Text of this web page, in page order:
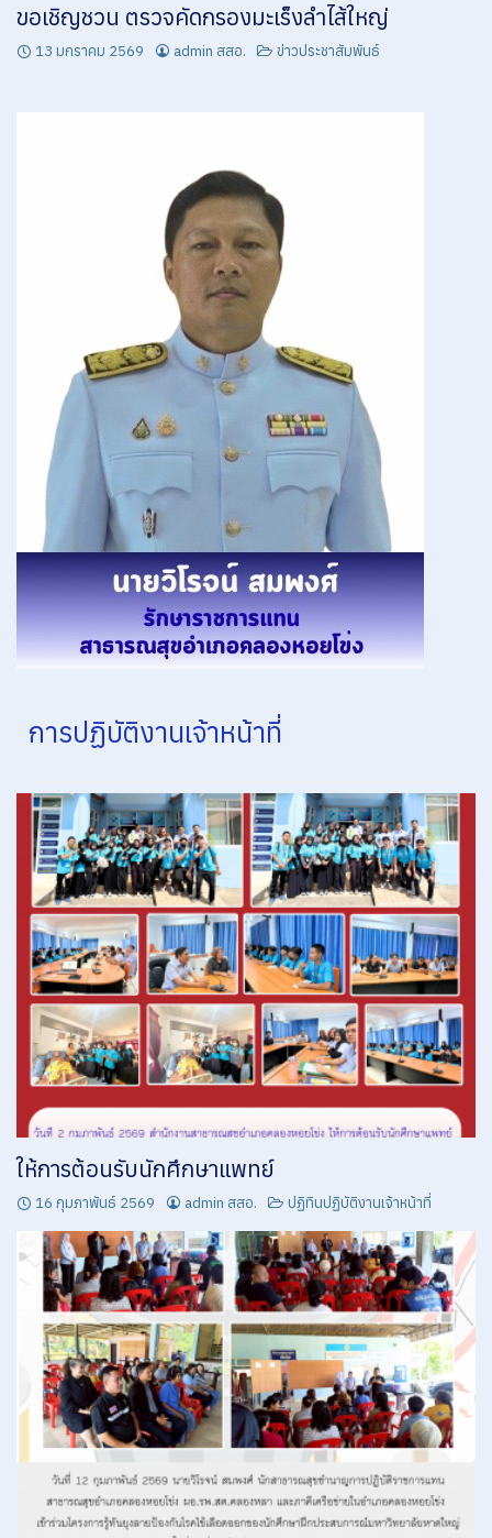
EB 7 ผู้มีส่วนได้ส่วนเสียเข้ามามีส่วนร่วมในการดำเนินงานโครงการตามภารกิจหลักของหน่วยงาน (1)
EB 8 หน่วยงานมีการรายงานการประเมินและเกี่ยวกับการประเมินผลการปฏิบัติราชการประจำปีของบุคลากรใน
หน่วยงาน และเปิดเผยผลการปฏิบัติราชการ ระดับดีเด่น และระดับดีมากในที่เปิดเผยให้ทราบ รอบปีงบประมาณที่
EB 9 หน่วยงานมีการอบรมให้ความรู้แก่เจ้าหน้าที่ภายในหน่วยงานเกี่ยวกับการเสริมสร้างและพัฒนาทางด้าน
จริยธรรมและการรักษาวินัยรวมทั้งการป้องกันมิให้กระทำผิดวินัย (อบรมให้ความรู้)
ITA 2565
ITA 2565 ไตรมาส 1
ITA 2565 ไตรมาส 2 (ต่อ)
ITA 2566 (ต่อ)
ITA ปีงบประมาณ 2565 ไตรมาสที่ 1
ITA สำนักงานสาธารณสุขอำเภอคลองหอยโข่ง ประจำปี 2567
ITA สำนักงานสาธารณสุขอำเภอคลองหอยโข่ง ประจำปี 2567 (เอกสาร1)
ITA สำนักงานสาธารณสุขอำเภอคลองหอยโข่ง ประจำปี 2567 (เอกสาร2)
ITA สำนักงานสาธารณสุขอำเภอคลองหอยโข่ง ประจำปี 2568
ITA แบบประเมินคุณธรรมและความโปร่งใส ปี 2563 (1)
ITA แบบประเมินคุณธรรมและความโปร่งใส ปี 2563 (2)
MOIT1 หน่วยงานมีการกำหนดมาตรการ และวางระบบการเผยแพร่ข้อมูลต่อสาธารณะผ่านเว็บไซต์ ของหน่วย
งาน
moit2-10 แผนเงินบำรุง สสอ.คลองหอยโข่ง
page-home
ความโปร่งใสในองค์กร ITA
ค่านิยมองค์กร
ติดต่อเรา
นโยบายการคุ้มครองข้อมูลส่วนบุคคล กระทรวงสาธารณสุข
ปฏิทินสํานักงานสาธารณสุขอําเภอคลองหอยโข่ง
ประกาศจังหวัดสงขลา เรื่องประกวดราคาซื้อรถบรรทุก (ดีเซล) ขนาด 1 ตัน
ระบบสารสนเทศ
รายงานน้ำท่วม
วิสัยทัศน์ พันธกิจ นโยบาย แผนยุทธศาสตร์
ขอเชิญชวน ตรวจคัดกรองมะเร็งลำไส้ใหญ่
13 มกราคม 2569 admin สสอ. ข่าวประชาสัมพันธ์
การปฏิบัติงานเจ้าหน้าที่
ให้การต้อนรับนักศึกษาแพทย์
16 กุมภาพันธ์ 2569 admin สสอ. ปฏิทินปฏิบัติงานเจ้าหน้าที่